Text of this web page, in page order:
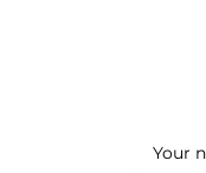
Your